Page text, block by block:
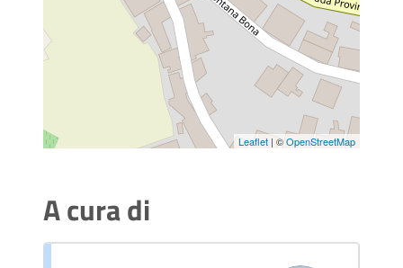
Leaflet | ©OpenStreetMap
A cura di